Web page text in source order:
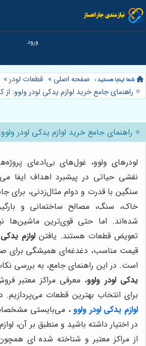
صفحه اصلی » قطعات لودر»
⭐️ راهنمای جامع خرید لوازم یدکی لودر ولوو:
⭐️ راهنمای جامع خرید لوازم یدکی لودر
لودرهای ولوو، غول‌های بی‌ادعای
نقشی حیاتی در پیشبرد اهداف ایفا
سنگین با قدرت و دوام مثال‌زدنی، برای
خاک، سنگ، مصالح ساختمانی و
شده‌اند. اما حتی قوی‌ترین ماشین‌ها
تعویض قطعات هستند. یافتن لوازم
قیمت مناسب، دغدغه‌ای همیشگی برای
است. در این راهنمای جامع، به بررسی
یدکی لودر ولوو، معرفی مراکز معتبر
برای انتخاب بهترین قطعات می‌پردازیم.
لوازم یدکی لودر ولوو، می‌بایستی
در اختیار داشته باشید و منطبق بر آن،
از مراکز معتبر و شناخته شده ای